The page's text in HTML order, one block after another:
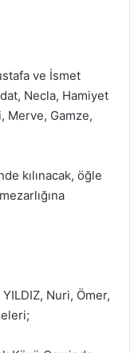
ve İsmet
Necla, Hamiyet
Merve, Gamze,
kılınacak, öğle
Nuri, Ömer,